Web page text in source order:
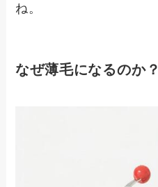
ね。
なぜ薄毛になるのか？